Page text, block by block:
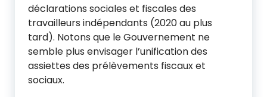
déclarations sociales et fiscales des
travailleurs indépendants (2020 au plus
tard). Notons que le Gouvernement ne
semble plus envisager l’unification des
assiettes des prélèvements fiscaux et
sociaux.